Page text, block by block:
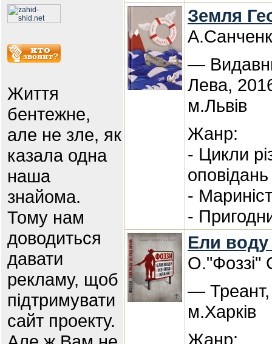
Життя
бентежне,
але не зле, як
казала одна
наша
знайома.
Тому нам
доводиться
давати
рекламу, щоб
підтримувати
сайт проекту.
Земля
—
Лева,
м.Львів
Жанр:
- Цикли
оповідань
-
-
Ели воду
О."Фоззі"
—
м.Харків
Жанр: